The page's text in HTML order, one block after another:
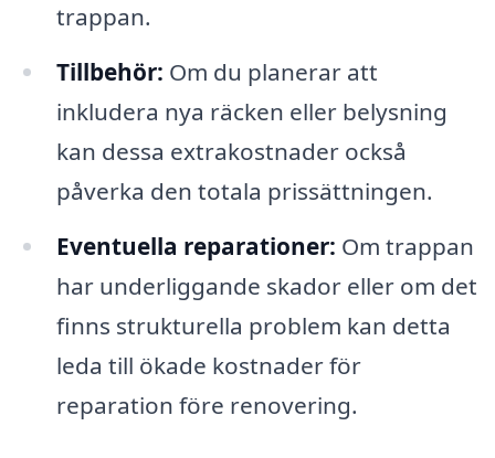
trappan.
Tillbehör: Om du planerar att
inkludera nya räcken eller belysning
kan dessa extrakostnader också
påverka den totala prissättningen.
Eventuella reparationer: Om trappan
har underliggande skador eller om det
finns strukturella problem kan detta
leda till ökade kostnader för
reparation före renovering.